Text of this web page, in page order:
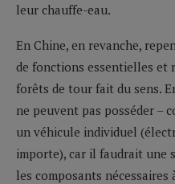
leur chauffe-eau.
En Chine, en revanche,
de fonctions essentielles et
forêts de tour fait du sens.
ne peuvent pas posséder –
un véhicule individuel
importe), car il faudrait une
les composants